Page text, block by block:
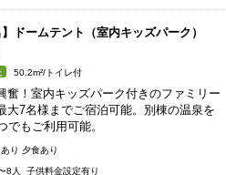
】ドームテント（室内キッズパーク）
50.2m²/トイレ付
奮！室内キッズパーク付きのファミリー
大7名様までご宿泊可能。別棟の温泉を
でもご利用可能。
り 夕食あり
8人 子供料金設定有り